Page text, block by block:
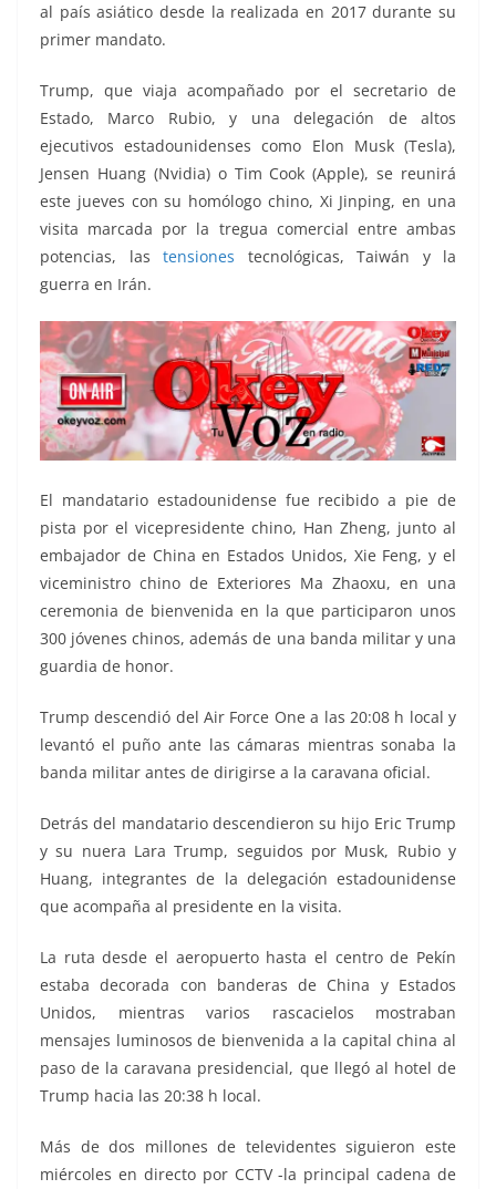
al país asiático desde la realizada en 2017 durante su
primer mandato.
Trump, que viaja acompañado por el secretario de
Estado, Marco Rubio, y una delegación de altos
ejecutivos estadounidenses como Elon Musk (Tesla),
Jensen Huang (Nvidia) o Tim Cook (Apple), se reunirá
este jueves con su homólogo chino, Xi Jinping, en una
visita marcada por la tregua comercial entre ambas
potencias, las tensiones tecnológicas, Taiwán y la
guerra en Irán.
El mandatario estadounidense fue recibido a pie de
pista por el vicepresidente chino, Han Zheng, junto al
embajador de China en Estados Unidos, Xie Feng, y el
viceministro chino de Exteriores Ma Zhaoxu, en una
ceremonia de bienvenida en la que participaron unos
300 jóvenes chinos, además de una banda militar y una
guardia de honor.
Trump descendió del Air Force One a las 20:08 h local y
levantó el puño ante las cámaras mientras sonaba la
banda militar antes de dirigirse a la caravana oficial.
Detrás del mandatario descendieron su hijo Eric Trump
y su nuera Lara Trump, seguidos por Musk, Rubio y
Huang, integrantes de la delegación estadounidense
que acompaña al presidente en la visita.
La ruta desde el aeropuerto hasta el centro de Pekín
estaba decorada con banderas de China y Estados
Unidos, mientras varios rascacielos mostraban
mensajes luminosos de bienvenida a la capital china al
paso de la caravana presidencial, que llegó al hotel de
Trump hacia las 20:38 h local.
Más de dos millones de televidentes siguieron este
miércoles en directo por CCTV -la principal cadena de